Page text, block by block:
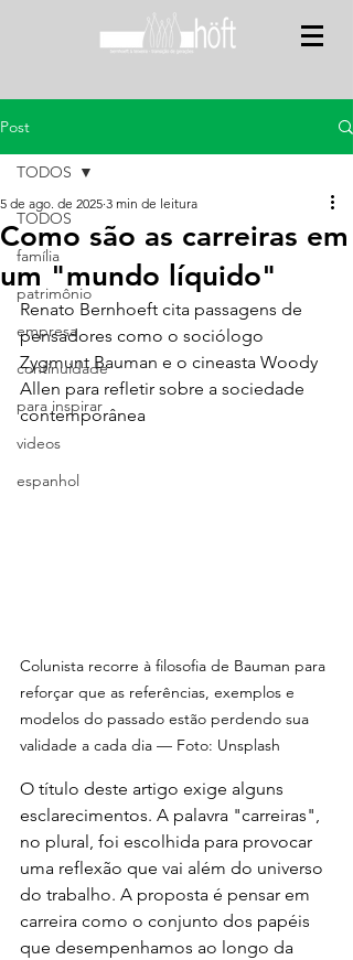
Post
TODOS
família
patrimônio
empresa
continuidade
para inspirar
videos
espanhol
TODOS
Como são as carreiras em
um "mundo líquido"
5 de ago. de 2025 3 min de leitura
Renato Bernhoeft cita passagens de
pensadores como o sociólogo
Zygmunt Bauman e o cineasta Woody
Allen para refletir sobre a sociedade
contemporânea
Colunista recorre à filosofia de Bauman para
reforçar que as referências, exemplos e
modelos do passado estão perdendo sua
validade a cada dia — Foto: Unsplash
O título deste artigo exige alguns
esclarecimentos. A palavra "carreiras",
no plural, foi escolhida para provocar
uma reflexão que vai além do universo
do trabalho. A proposta é pensar em
carreira como o conjunto dos papéis
que desempenhamos ao longo da